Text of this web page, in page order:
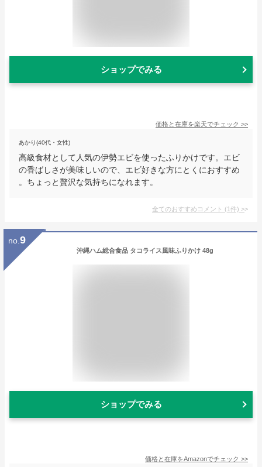
ショップでみる
価格と在庫を楽天でチェック >>
あかり(40代・女性)
高級食材として人気の伊勢エビを使ったふりかけです。エビ
の香ばしさが美味しいので、エビ好きな方にとくにおすすめ
。ちょっと贅沢な気持ちになれます。
全てのおすすめコメント (1件) >
no. 9
沖縄ハム総合食品 タコライス風味ふりかけ 48g
ショップでみる
価格と在庫をAmazonでチェック >>